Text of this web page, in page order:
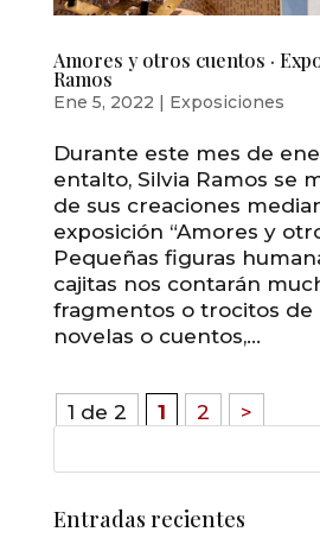
Amores y otros cuentos ·
Ramos
Ene 5, 2022 | Exposiciones
Durante este mes de
entalto, Silvia Ramos se
de sus creaciones
exposición “Amores y
Pequeñas figuras
cajitas nos contarán
fragmentos o trocitos de
novelas o cuentos,...
1 de 2 1 2 >
Entradas recientes